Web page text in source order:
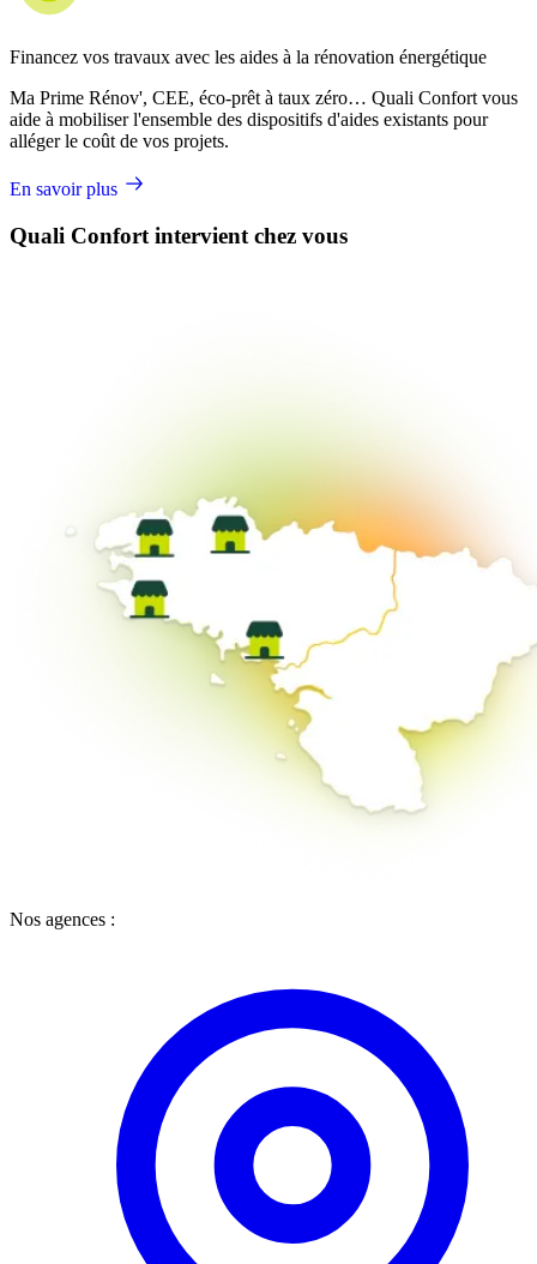
Financez vos travaux avec les aides à la rénovation énergétique
Ma Prime Rénov', CEE, éco-prêt à taux zéro… Quali Confort vous
aide à mobiliser l'ensemble des dispositifs d'aides existants pour
alléger le coût de vos projets.
En savoir plus
Quali Confort intervient chez vous
Nos agences :